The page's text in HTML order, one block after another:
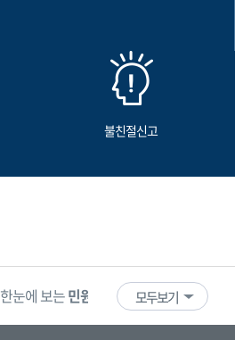
불친절신고
한눈에 보는민원 빅데이터 기업마당
모두보기